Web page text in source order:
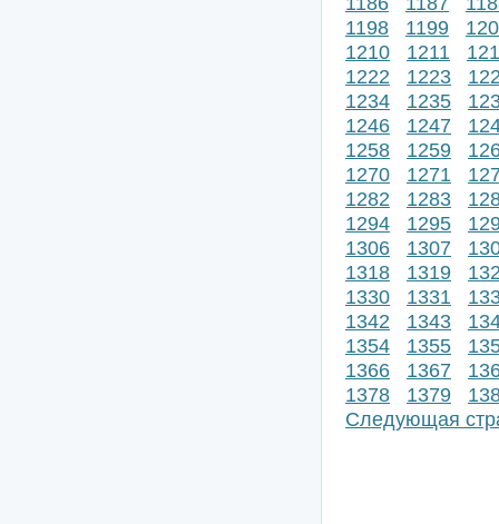
1198
1199
1210
1211
1222
1223
1234
1235
1246
1247
1258
1259
1270
1271
1282
1283
1294
1295
1306
1307
1318
1319
1330
1331
1342
1343
1354
1355
1366
1367
1378
1379
Следующая